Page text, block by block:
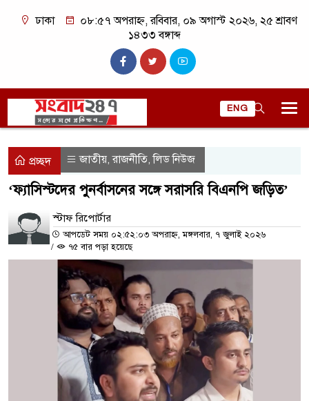
ঢাকা
০৮:৫৭ অপরাহ্ন, রবিবার, ০৯ অগাস্ট ২০২৬, ২৫ শ্রাবণ
১৪৩৩ বঙ্গাব্দ
ENG
প্রচ্ছদ জাতীয়,রাজনীতি,লিড নিউজ
‘ফ্যাসিস্টদের পুনর্বাসনের সঙ্গে সরাসরি বিএনপি জড়িত’
স্টাফ রিপোর্টার
আপডেট সময় ০২:৫২:০৩ অপরাহ্ন, মঙ্গলবার, ৭ জুলাই ২০২৬
/
৭৫ বার পড়া হয়েছে